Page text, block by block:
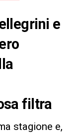
e
filtra
stagione e,